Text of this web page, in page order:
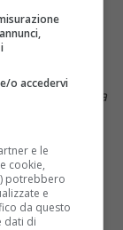
“Si può
per stare nel
più
è più
sparire, ma
sua è la
al
La parola
che
o accedervi
e le
cookie,
potrebbero
e
da questo
dati di